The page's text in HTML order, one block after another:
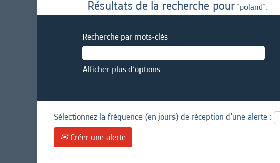
Résultats de la recherche pour "poland".
Recherche par mots-clés
Afficher plus d’options
Sélectionnez la fréquence (en jours) de réception d’une alerte :
Créer une alerte